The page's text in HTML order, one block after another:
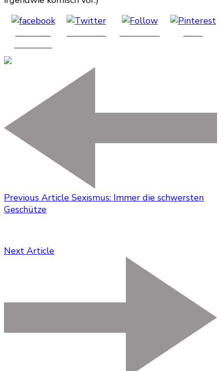
Previous Article Sexismus: Immer die schwersten
Geschütze
Next Article